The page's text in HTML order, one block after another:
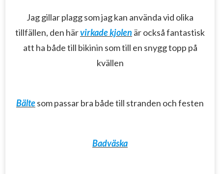
Jag gillar plagg som jag kan använda vid olika
tillfällen, den härvirkade kjolen är också fantastisk
att ha både till bikinin som till en snygg topp på
kvällen
Bältesom passar bra både till stranden och festen
Badväska